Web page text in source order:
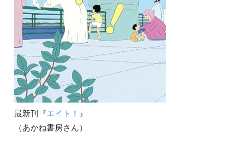
最新刊『エイト！
』
（あかね書房さん）